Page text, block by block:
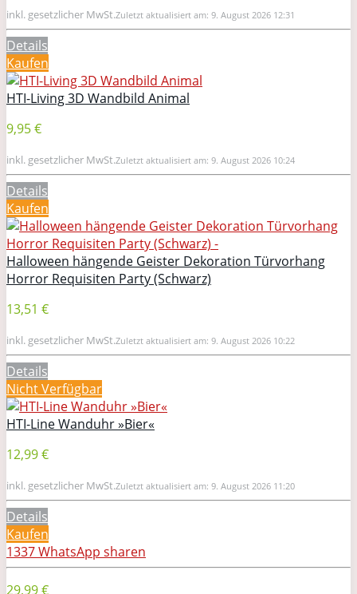
inkl. gesetzlicher MwSt.Zuletzt aktualisiert am: 9. August 2026 12:31
Details
Kaufen
HTI-Living 3D Wandbild Animal
9,95 €
inkl. gesetzlicher MwSt.Zuletzt aktualisiert am: 9. August 2026 10:24
Details
Kaufen
Halloween hängende Geister Dekoration Türvorhang
Horror Requisiten Party (Schwarz)
13,51 €
inkl. gesetzlicher MwSt.Zuletzt aktualisiert am: 9. August 2026 10:22
Details
Nicht Verfügbar
HTI-Line Wanduhr »Bier«
12,99 €
inkl. gesetzlicher MwSt.Zuletzt aktualisiert am: 9. August 2026 11:20
Details
Kaufen
1337WhatsApp sharen
29,99 €